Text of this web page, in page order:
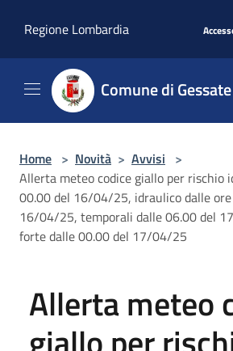
Regione Lombardia
Comune di Gessate
Home > Novità > Avvisi >
Allerta meteo codice giallo per rischio
00.00 del 16/04/25, idraulico dalle
16/04/25, temporali dalle 06.00 del
forte dalle 00.00 del 17/04/25
Allerta meteo